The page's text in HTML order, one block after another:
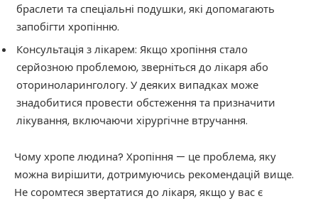
браслети та спеціальні подушки, які допомагають
запобігти хропінню.
Консультація з лікарем: Якщо хропіння стало
серйозною проблемою, зверніться до лікаря або
оториноларингологу. У деяких випадках може
знадобитися провести обстеження та призначити
лікування, включаючи хірургічне втручання.
Чому хропе людина? Хропіння — це проблема, яку
можна вирішити, дотримуючись рекомендацій вище.
Не соромтеся звертатися до лікаря, якщо у вас є